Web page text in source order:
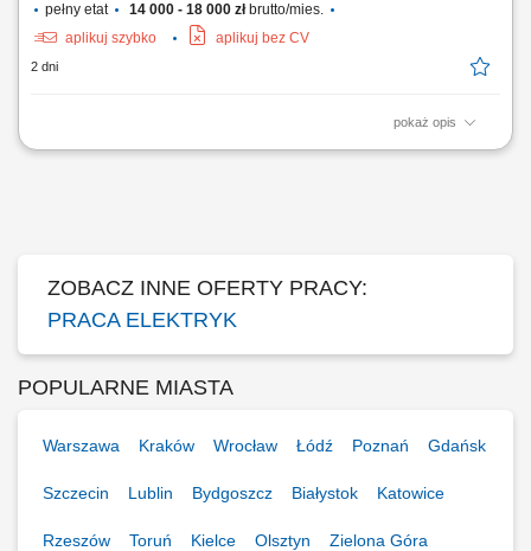
pełny etat
14 000 - 18 000 złbrutto/mies.
aplikuj szybko
aplikuj bez CV
2 dni
pokaż opis
Twój zakres obowiązków: Montaż instalacji elektrycznych w budynkach
ZOBACZ INNE OFERTY PRACY:
PRACA ELEKTRYK
POPULARNE MIASTA
Warszawa Kraków Wrocław Łódź Poznań Gdańsk
Szczecin Lublin Bydgoszcz Białystok Katowice
Rzeszów Toruń Kielce Olsztyn Zielona Góra